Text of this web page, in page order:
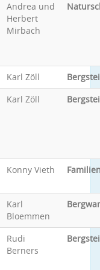
Andrea und
Herbert
Mirbach
Karl Zöll
Karl Zöll
Konny Vieth
Karl
Bloemmen
Rudi
Berners